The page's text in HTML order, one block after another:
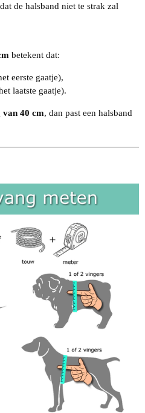
de halsband niet te strak zal
betekent dat:
eerste gaatje),
laatste gaatje).
van 40 cm, dan past een halsband